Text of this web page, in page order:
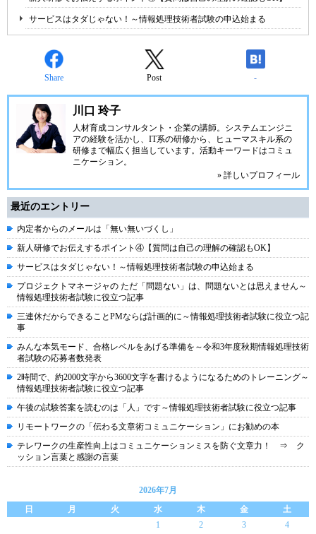
サービスはタダじゃない！～情報処理技術者試験の申込始まる
Share Post -
川口 玲子
人材育成コンサルタント・企業の講師。システムエンジニ
アの経験を活かし、IT系の研修から、ヒューマスキル系の
研修まで幅広く担当しています。活動キーワードはコミュ
ニケーション。
» 詳しいプロフィール
最近のエントリー
内定者からのメールは「無い無いづくし」
新人研修でお伝えするポイント④【質問は自己の理解の確認もOK】
サービスはタダじゃない！～情報処理技術者試験の申込始まる
プロジェクトマネージャの ただ「問題ない」は、問題ないとは思えません～
情報処理技術者試験に役立つ記事
三連休だからできることPMならば計画的に～情報処理技術者試験に役立つ記
事
みんな本気モード、合格レベルをあげる準備を～令和3年度秋期情報処理技術
者試験の応募者数発表
2時間で、約2000文字から3600文字を書けるようになるためのトレーニング～
情報処理技術者試験に役立つ記事
午後の試験答案を読むのは「人」です～情報処理技術者試験に役立つ記事
リモートワークの「伝わる文章術コミュニケーション」にお勧めの本
テレワークの生産性向上はコミュニケーションミスを防ぐ文章力！ ⇒ ク
ッション言葉と感謝の言葉
2026年7月
日
月 火 水 木 金
土
1
2 3
4